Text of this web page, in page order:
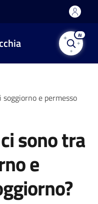
AI
e permesso
sono tra
e